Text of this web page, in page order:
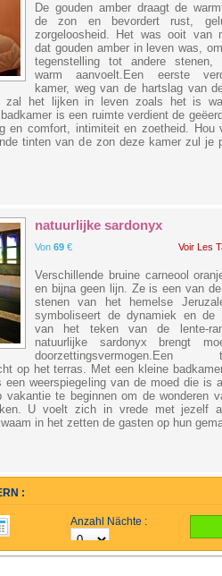
De gouden amber draagt ​​de
de zon en bevordert rust,
zorgeloosheid. Het was ooit van
dat gouden amber in leven was,
tegenstelling tot andere
warm aanvoelt.Een eerste
kamer, weg van de hartslag van
zal het lijken in leven zoals het is
is een ruimte verdient de
en comfort, intimiteit en zoetheid. Hou
tinten van de zon deze kamer zul je
natuurlijke sardonyx
Von 69 € Voir Les
Verschillende bruine carneool
en bijna geen lijn. Ze is een van
stenen van het hemelse
symboliseert de dynamiek en de
van het teken van de lente-
natuurlijke sardonyx brengt
doorzettingsvermogen.Een
op het terras. Met een kleine
een weerspiegeling van de moed die is
vakantie te beginnen om de wonderen
U voelt zich in vrede met jezelf
in het zetten de gasten op hun
:
Anzahl Nächte :